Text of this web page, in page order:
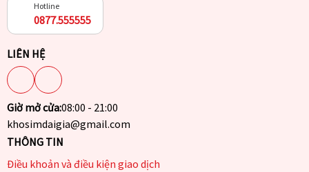
Hotline
0877.555555
LIÊN HỆ
Giờ mở cửa:08:00 - 21:00
khosimdaigia@gmail.com
THÔNG TIN
Điều khoản và điều kiện giao dịch